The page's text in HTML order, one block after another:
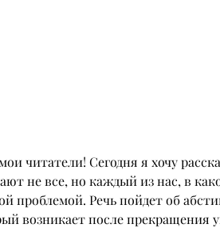
читатели! Сегодня я хочу
не все, но каждый из нас, в
проблемой. Речь пойдет об
возникает после прекращения